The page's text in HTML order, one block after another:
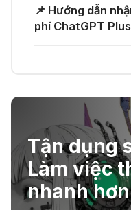
🎁 Nhận
và
anime
📕 Kimi
chục file
📌 Hướng dẫn
phí ChatGPT Plus
Tận dụng
Làm việc
nhanh